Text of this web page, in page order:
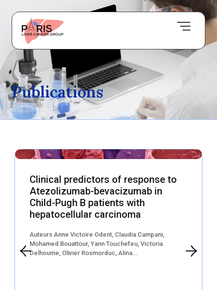
Publications
Clinical predictors of response to
Atezolizumab-bevacizumab in
Child-Pugh B patients with
hepatocellular carcinoma
Auteurs Anne Victoire Odent, Claudia Campani,
Mohamed Bouattour, Yann Touchefeu, Victoria
Delhoume, Olivier Rosmorduc, Alina...